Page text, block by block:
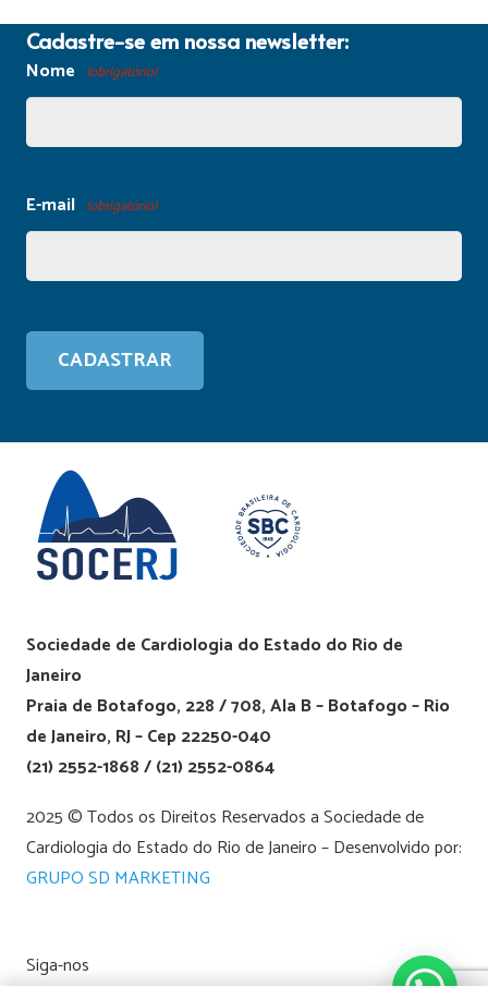
Cadastre-se em nossa newsletter:
Nome (obrigatório)
E-mail (obrigatório)
Sociedade de Cardiologia do Estado do Rio de
Janeiro
Praia de Botafogo, 228 / 708, Ala B – Botafogo – Rio
de Janeiro, RJ – Cep 22250-040
(21) 2552-1868 / (21) 2552-0864
2025 © Todos os Direitos Reservados a Sociedade de
Cardiologia do Estado do Rio de Janeiro – Desenvolvido por:
GRUPO SD MARKETING
Siga-nos